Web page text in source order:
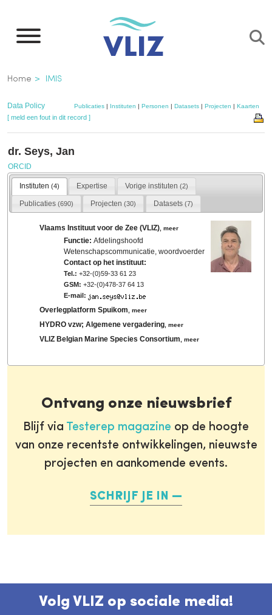
naar
inhoud
gaan
Kruimelpad
Home IMIS
Data Policy Publicaties| Instituten | Personen | Datasets| Projecten | Kaarten
[ meld een fout in dit record ]
dr. Seys, Jan
ORCID
Instituten (4) Expertise Vorige instituten (2)
Publicaties (690) Projecten(30) Datasets (7)
Vlaams Instituut voor de Zee (VLIZ) ,meer
Functie:Afdelingshoofd
Wetenschapscommunicatie, woordvoerder
Contact op het instituut:
Tel.: +32-(0)59-33 61 23
GSM: +32-(0)478-37 64 13
E-mail:
Overlegplatform Spuikom ,meer
HYDRO vzw; Algemene vergadering ,meer
VLIZ Belgian Marine Species Consortium ,meer
Ontvang onze nieuwsbrief
Blijf via Testerep magazine op de hoogte
van onze recentste ontwikkelingen, nieuwste
projecten en aankomende events.
SCHRIJF JE IN
Volg VLIZ op sociale media!